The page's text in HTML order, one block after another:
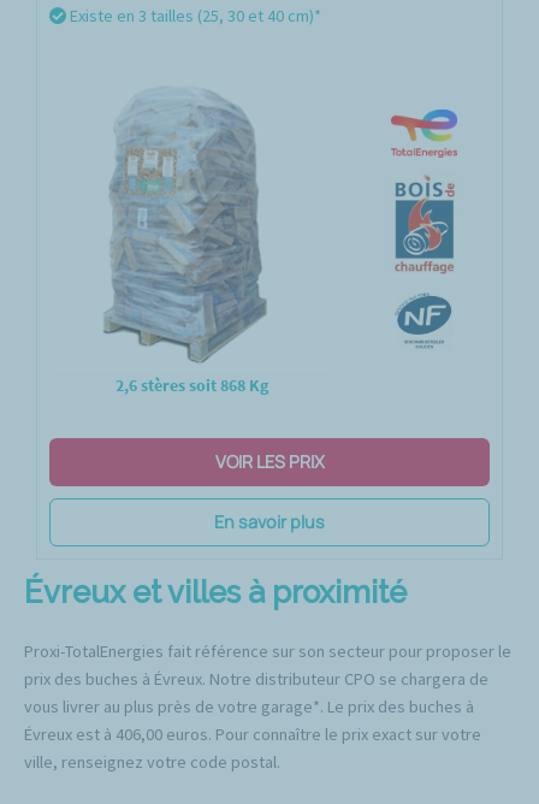
2,6 stères soit 868 Kg
Existe en 3 tailles (25, 30 et 40 cm)*
VOIR LES PRIX
En savoir plus
Évreux et villes à proximité
Proxi-TotalEnergies fait référence sur son secteur pour proposer le
prix des buches à Évreux. Notre distributeur CPO se chargera de
vous livrer au plus près de votre garage*. Le prix des buches à
Évreux est à 406,00 euros. Pour connaître le prix exact sur votre
ville, renseignez votre code postal.